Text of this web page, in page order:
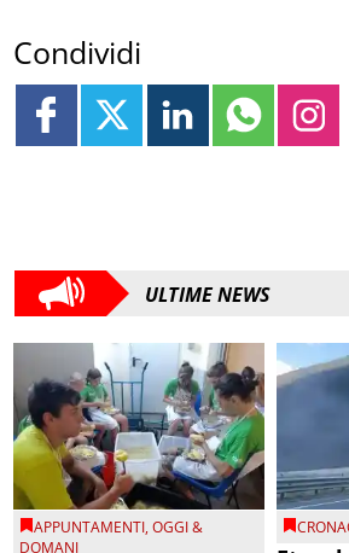
Condividi
ULTIME NEWS
APPUNTAMENTI,OGGI &
DOMANI